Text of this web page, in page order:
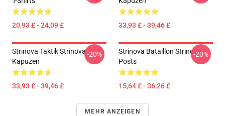
20,93 £ - 24,09 £ 33,93 £ - 39,46 £
Strinova Taktik Strinova
Kapuzen
33,93 £ - 39,46 £
-20%
Strinova Bataillon Strinova
Posts
15,64 £ - 36,26 £
-20%
MEHR ANZEIGEN